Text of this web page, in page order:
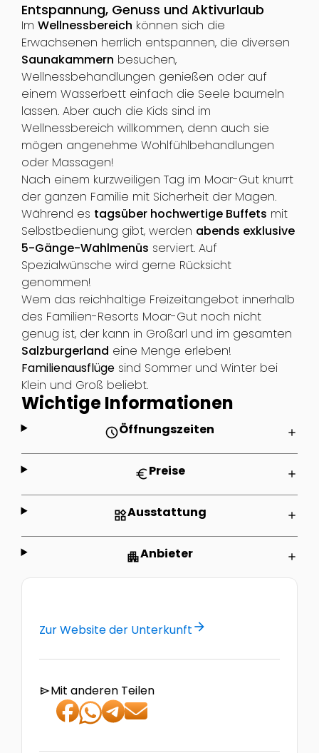
Entspannung, Genuss und Aktivurlaub
Im Wellnessbereich können sich die
Erwachsenen herrlich entspannen, die diversen
Saunakammern besuchen,
Wellnessbehandlungen genießen oder auf
einem Wasserbett einfach die Seele baumeln
lassen. Aber auch die Kids sind im
Wellnessbereich willkommen, denn auch sie
mögen angenehme Wohlfühlbehandlungen
oder Massagen!
Nach einem kurzweiligen Tag im Moar-Gut knurrt
der ganzen Familie mit Sicherheit der Magen.
Während es tagsüber hochwertige Buffets mit
Selbstbedienung gibt, werden abends exklusive
5-Gänge-Wahlmenüs serviert. Auf
Spezialwünsche wird gerne Rücksicht
genommen!
Wem das reichhaltige Freizeitangebot innerhalb
des Familien-Resorts Moar-Gut noch nicht
genug ist, der kann in Großarl und im gesamten
Salzburgerland eine Menge erleben!
Familienausflügesind Sommer und Winter bei
Klein und Groß beliebt.
Wichtige Informationen
scheduleÖffnungszeiten add
euroPreise add
widgetsAusstattung add
apartmentAnbieter add
Zur Website der Unterkunftarrow_forward
sendMit anderen Teilen